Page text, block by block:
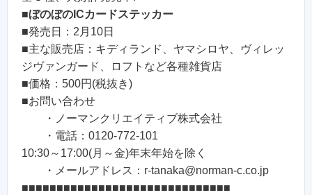
■ぼのぼのICカードステッカー
■発売日：2月10日
■主な販売店：キディランド、ヤマシロヤ、ヴィレッ
ジヴァンガード、ロフトなど各種雑貨店
■価格：500円(税抜き)
■お問い合わせ
・ノーマンクリエイティブ株式会社
・電話：0120-772-101
10:30～17:00(月～金)年末年始を除く
・メールアドレス：r-tanaka@norman-c.co.jp
■■■■■■■■■■■■■■■■■■■■■■■■■■■■■■